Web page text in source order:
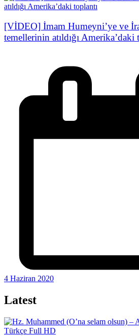
[VİDEO] İmam Humeyni’ye ve
temellerinin atıldığı Amerika’daki
4 Haziran 2020
Latest